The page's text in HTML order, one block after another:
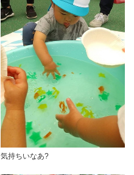
気持ちいなあ?